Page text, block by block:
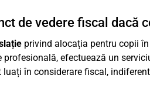
de vedere fiscal dacă
privind alocația pentru copii
efectuează un
în considerare fiscal,